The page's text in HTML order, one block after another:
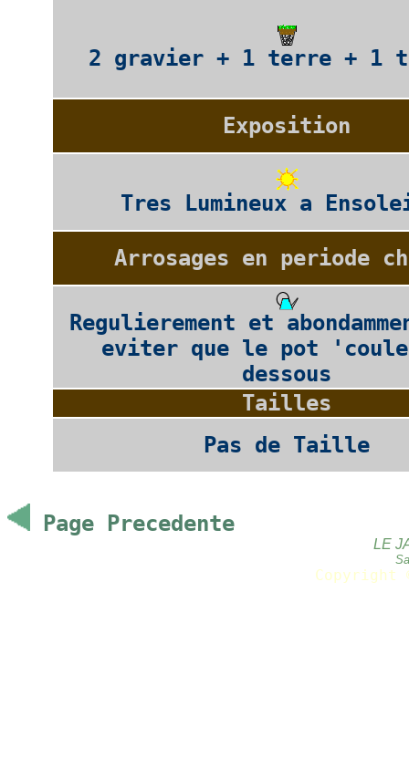
2 gravier + 1 terre + 1
Exposition
Tres Lumineux a
Arrosages en periode
Regulierement et
eviter que le pot
dessous
Tailles
Pas de Taille
Page Precedente
LE
Copyright